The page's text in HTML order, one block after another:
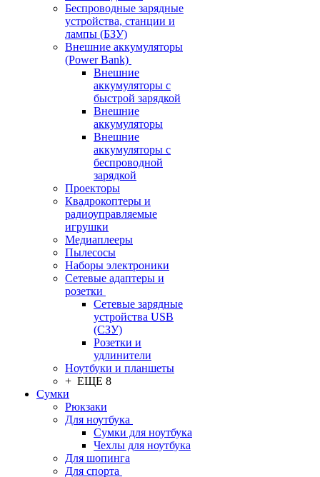
Беспроводные зарядные
устройства, станции и
лампы (БЗУ)
Внешние аккумуляторы
(Power Bank)
Внешние
аккумуляторы с
быстрой зарядкой
Внешние
аккумуляторы
Внешние
аккумуляторы с
беспроводной
зарядкой
Проекторы
Квадрокоптеры и
радиоуправляемые
игрушки
Медиаплееры
Пылесосы
Наборы электроники
Сетевые адаптеры и
розетки
Сетевые зарядные
устройства USB
(СЗУ)
Розетки и
удлинители
Ноутбуки и планшеты
+ ЕЩЕ 8
Сумки
Рюкзаки
Для ноутбука
Сумки для ноутбука
Чехлы для ноутбука
Для шопинга
Для спорта